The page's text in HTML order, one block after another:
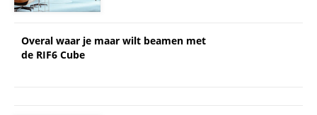
Overal waar je maar wilt beamen met
de RIF6 Cube